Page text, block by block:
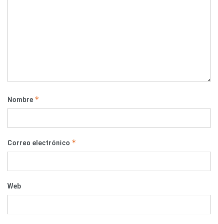
Nombre *
Correo electrónico *
Web